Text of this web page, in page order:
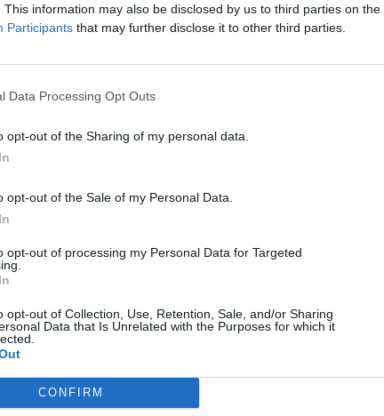
This information may also be disclosed by us to third parties on the
Participants that may further disclose it to other third parties.
Data Processing Opt Outs
opt-out of the Sharing of my personal data.
opt-out of the Sale of my Personal Data.
opt-out of processing my Personal Data for Targeted
opt-out of Collection, Use, Retention, Sale, and/or Sharing
Data that Is Unrelated with the Purposes for which it
CONFIRM
για περιορισμένο αριθμό. Οι επόμενες φάσεις
προς 90€. Στη συγκεκριμένη
stands &s tools για όλους